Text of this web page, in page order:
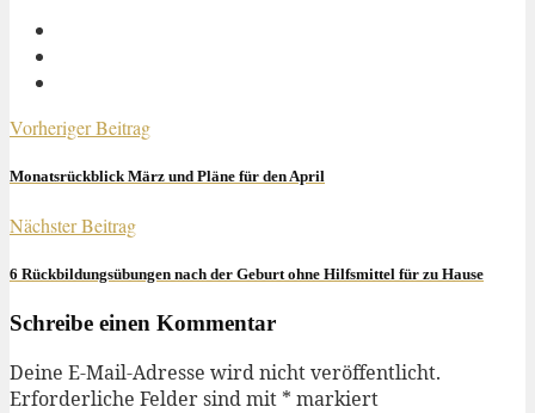
Vorheriger Beitrag
Monatsrückblick März und Pläne für den April
Nächster Beitrag
6 Rückbildungsübungen nach der Geburt ohne Hilfsmittel für zu Hause
Schreibe einen Kommentar
Deine E-Mail-Adresse wird nicht veröffentlicht.
Erforderliche Felder sind mit * markiert